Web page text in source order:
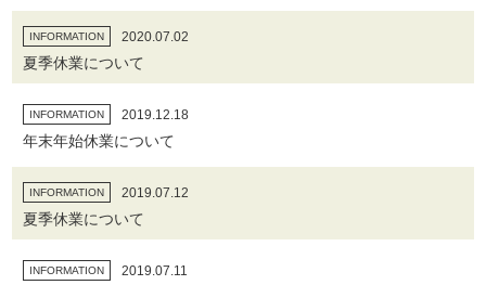
INFORMATION 2020.07.02
夏季休業について
INFORMATION 2019.12.18
年末年始休業について
INFORMATION 2019.07.12
夏季休業について
INFORMATION 2019.07.11